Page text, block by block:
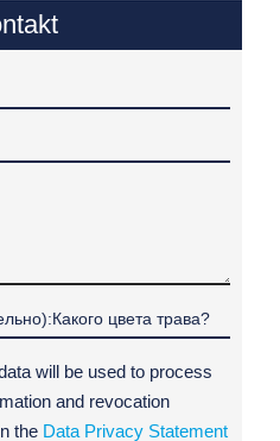
will be used to process
and revocation
the Data Privacy Statement